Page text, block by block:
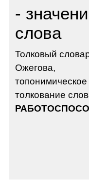
-
слова
Толковый
Ожегова,
топонимическое
толкование